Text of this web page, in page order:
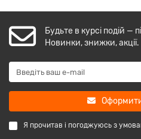
Будьте в курсі подій —
Новинки, знижки, акції.
Я прочитав і погоджуюсь з